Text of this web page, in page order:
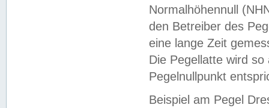
Normalhöhennull
den Betreiber des
eine lange Zeit
Die Pegellatte wird
Pegelnullpunkt
Beispiel am Pegel